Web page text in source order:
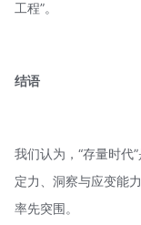
工程”。
结语
我们认为，“存量时代
定力、洞察与应变能
率先突围。